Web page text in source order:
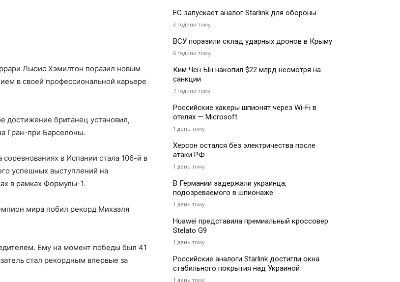
Льюис Хэмилтон поразил новым
в своей профессиональной карьере
достижение британец установил,
Гран-при Барселоны.
соревнованиях в Испании стала 106-й в
успешных выступлений на
в рамках Формулы-1.
мира побил рекорд Михаэля
Ему на момент победы был 41
стал рекордным впервые за
ЕС запускает аналог Starlink для обороны
3 години тому
ВСУ поразили склад ударных дронов в Крыму
6 години тому
Ким Чен Ын накопил $22 млрд несмотря на
санкции
7 години тому
Российские хакеры шпионят через Wi-Fi в
отелях — Microsoft
1 день тому
Херсон остался без электричества после
атаки РФ
1 день тому
В Германии задержали украинца,
подозреваемого в шпионаже
1 день тому
Huawei представила премиальный кроссовер
Stelato G9
1 день тому
Российские аналоги Starlink достигли окна
стабильного покрытия над Украиной
1 день тому